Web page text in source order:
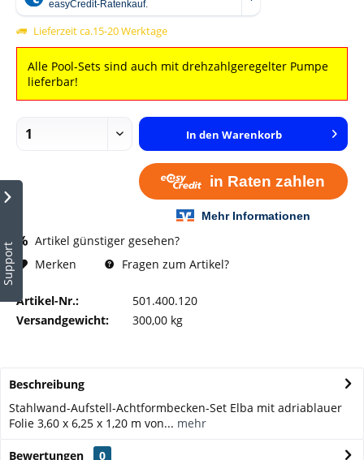
Support
Lieferzeit ca.15-20 Werktage
Alle Pool-Sets sind auch mit drehzahlgeregelter Pumpe
lieferbar!
In den Warenkorb
Artikel günstiger gesehen?
Merken
Fragen zum Artikel?
Artikel-Nr.:
501.400.120
Versandgewicht:
300,00 kg
Beschreibung
Stahlwand-Aufstell-Achtformbecken-Set Elba mit adriablauer
Folie 3,60 x 6,25 x 1,20 m von... mehr
Bewertungen
0